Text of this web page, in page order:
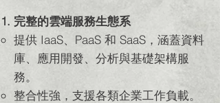
完整的雲端服務生態系
提供 IaaS、PaaS 和 SaaS，涵蓋資料
庫、應用開發、分析與基礎架構服
務。
整合性強，支援各類企業工作負載。